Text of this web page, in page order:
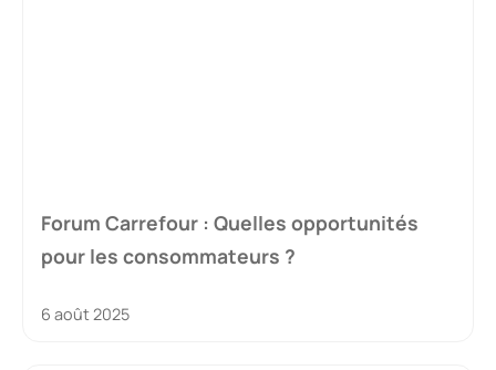
Forum Carrefour : Quelles opportunités
pour les consommateurs ?
6 août 2025